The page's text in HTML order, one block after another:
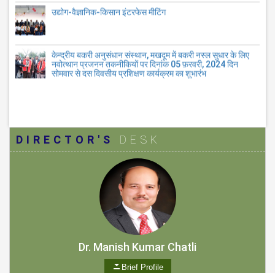
केन्द्रीय बकरी अनुसंधान संस्थान, मखदूम में बकरी नस्ल सुधार के लिए
DIRECTOR'S DESK
Dr. Manish Kumar Chatli
Brief Profile